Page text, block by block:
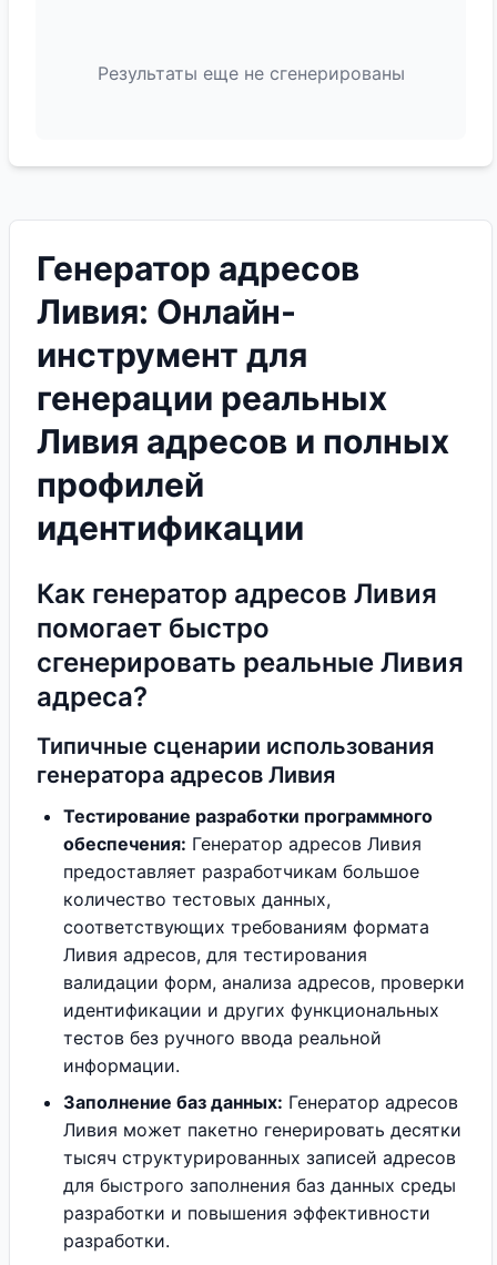
Результаты еще не сгенерированы
Генератор адресов
Ливия: Онлайн-
инструмент для
генерации реальных
Ливия адресов и полных
профилей
идентификации
Как генератор адресов Ливия
помогает быстро
сгенерировать реальные Ливия
адреса?
Типичные сценарии использования
генератора адресов Ливия
Тестирование разработки программного
обеспечения: Генератор адресов Ливия
предоставляет разработчикам большое
количество тестовых данных,
соответствующих требованиям формата
Ливия адресов, для тестирования
валидации форм, анализа адресов, проверки
идентификации и других функциональных
тестов без ручного ввода реальной
информации.
Заполнение баз данных: Генератор адресов
Ливия может пакетно генерировать десятки
тысяч структурированных записей адресов
для быстрого заполнения баз данных среды
разработки и повышения эффективности
разработки.